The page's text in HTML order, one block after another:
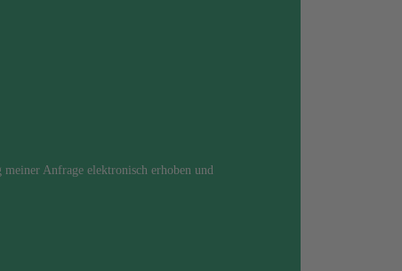
Anfrage elektronisch erhoben und